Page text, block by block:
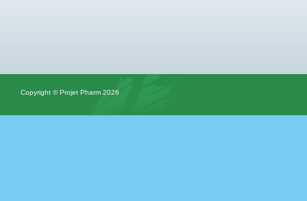
Copyright © Projet Pharm 2026